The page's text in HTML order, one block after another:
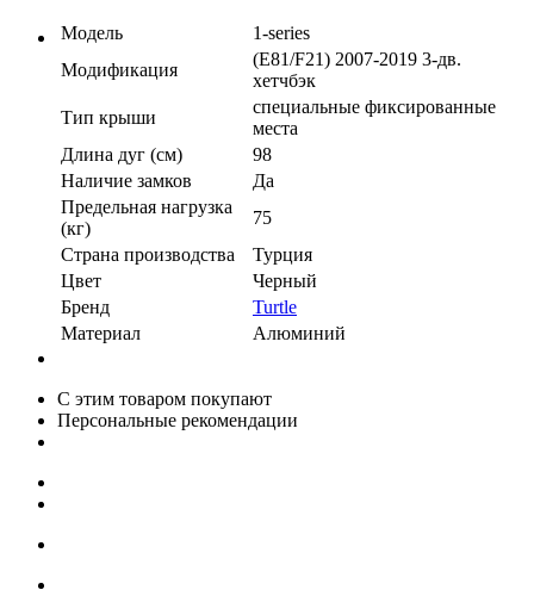
Модель
1-series
Модификация
(E81/F21) 2007-2019 3-дв.
хетчбэк
Тип крыши
специальные фиксированные
места
Длина дуг (см)
98
Наличие замков
Да
Предельная нагрузка
(кг)
75
Страна производства
Турция
Цвет
Черный
Бренд
Turtle
Материал
Алюминий
С этим товаром покупают
Персональные рекомендации